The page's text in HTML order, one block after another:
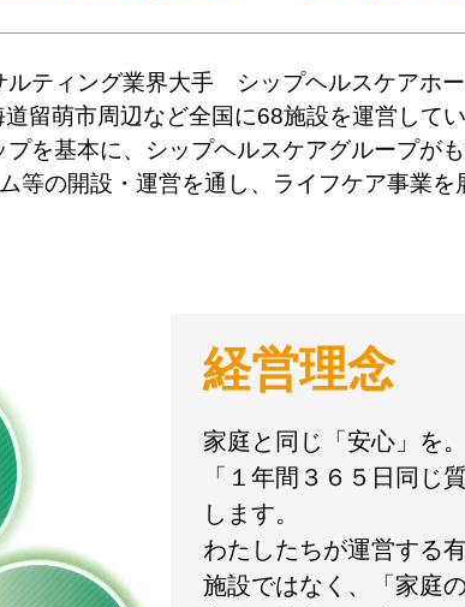
ティング業界大手 シップヘルスケアホ
留萌市周辺など全国に68施設を運営してい
を基本に、シップヘルスケアグループが
の開設・運営を通し、ライフケア事業を
経営理念
家庭と同じ「安心」を
「１年間３６５日同じ
します。
わたしたちが運営する
施設ではなく、「家庭